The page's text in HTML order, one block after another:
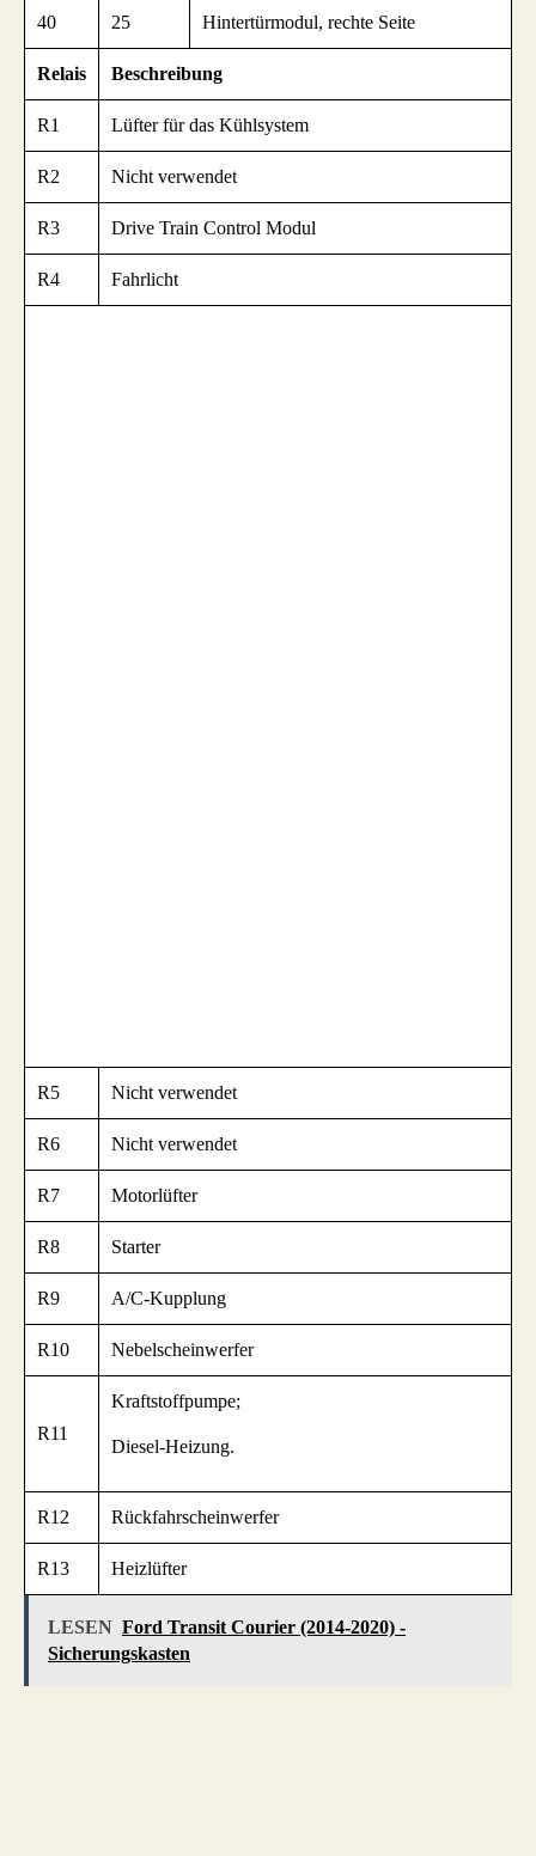
40 25 Hintertürmodul, rechte Seite
Relais Beschreibung
R1 Lüfter für das Kühlsystem
R2 Nicht verwendet
R3 Drive Train Control Modul
R4 Fahrlicht
R5 Nicht verwendet
R6 Nicht verwendet
R7 Motorlüfter
R8 Starter
R9 A/C-Kupplung
R10 Nebelscheinwerfer
R11
Kraftstoffpumpe;
Diesel-Heizung.
R12 Rückfahrscheinwerfer
R13 Heizlüfter
LESEN Ford Transit Courier (2014-2020) -
Sicherungskasten